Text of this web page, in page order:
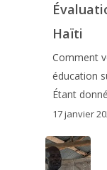
Haïti
Comment
éducation
Étant
17 janvier